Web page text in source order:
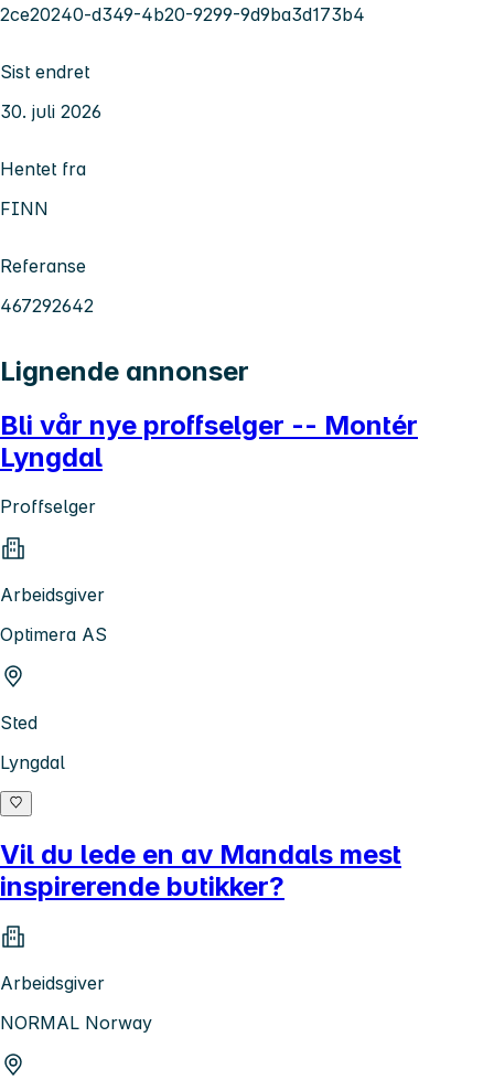
2ce20240-d349-4b20-9299-9d9ba3d173b4
Sist endret
30. juli 2026
Hentet fra
FINN
Referanse
467292642
Lignende annonser
Bli vår nye proffselger -- Montér
Lyngdal
Proffselger
Arbeidsgiver
Optimera AS
Sted
Lyngdal
Vil du lede en av Mandals mest
inspirerende butikker?
Arbeidsgiver
NORMAL Norway